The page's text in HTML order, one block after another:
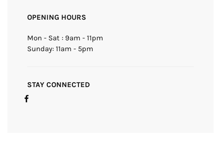
OPENING HOURS
Mon - Sat : 9am - 11pm
Sunday: 11am - 5pm
STAY CONNECTED
Facebook